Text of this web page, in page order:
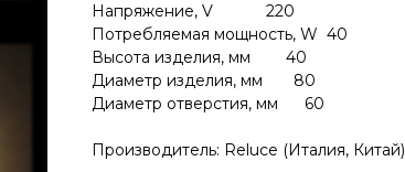
Напряжение, V 220
Потребляемая мощность, W 40
Высота изделия, мм 40
Диаметр изделия, мм 80
Диаметр отверстия, мм 60
Производитель: Reluce (Италия, Китай)